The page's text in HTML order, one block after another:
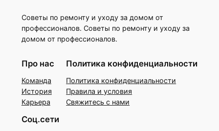
Советы по ремонту и уходу за домом от
профессионалов. Советы по ремонту и уходу за
домом от профессионалов.
Про нас
Команда
История
Карьера
Политика конфиденциальности
Политика конфиденциальности
Правила и условия
Свяжитесь с нами
Соц.сети